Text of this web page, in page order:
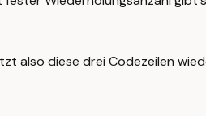
also diese drei Codezeilen